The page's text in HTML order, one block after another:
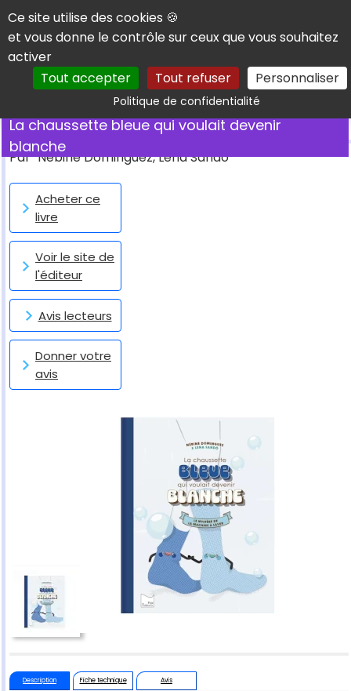
Panneau de gestion des cookies
Ce site utilise des cookies 🍪
et vous donne le contrôle sur ceux que vous souhaitez
activer
Tout accepter
Tout refuser Personnaliser
Politique de confidentialitéRechercher
La chaussette bleue qui voulait devenir
blanche
Par Nébine Dominguez, Lena Sandö
Acheter ce
livre
Voir le site de
l'éditeur
Avis lecteurs
Donner votre
avis
Description Fiche technique Avis